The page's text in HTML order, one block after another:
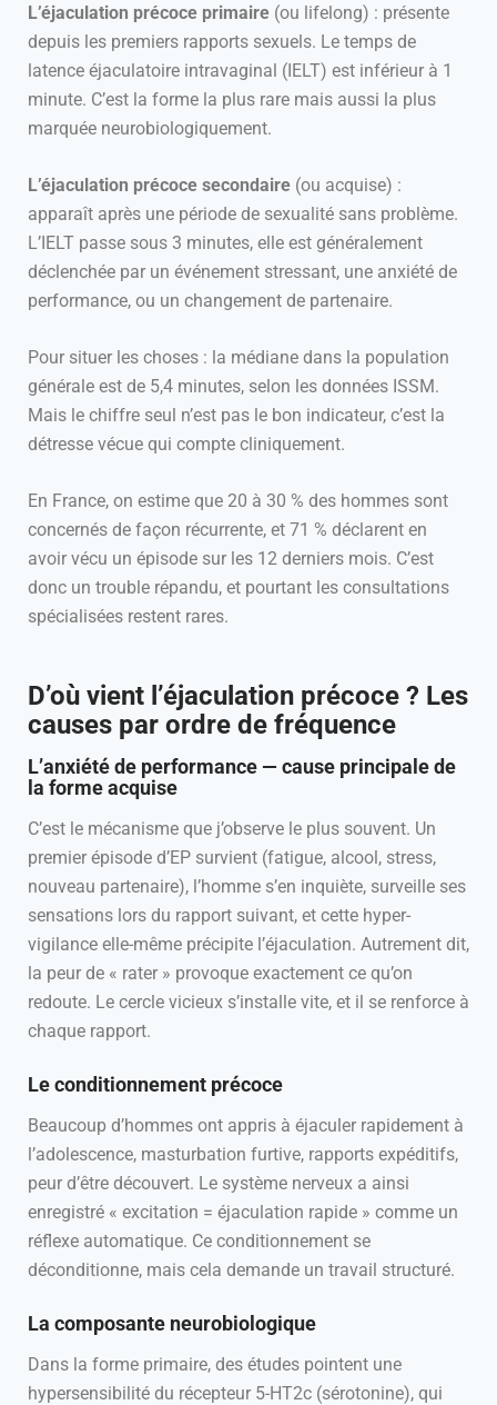
L’éjaculation précoce primaire (ou lifelong) : présente
depuis les premiers rapports sexuels. Le temps de
latence éjaculatoire intravaginal (IELT) est inférieur à 1
minute. C’est la forme la plus rare mais aussi la plus
marquée neurobiologiquement.
L’éjaculation précoce secondaire (ou acquise) :
apparaît après une période de sexualité sans problème.
L’IELT passe sous 3 minutes, elle est généralement
déclenchée par un événement stressant, une anxiété de
performance, ou un changement de partenaire.
Pour situer les choses : la médiane dans la population
générale est de 5,4 minutes, selon les données ISSM.
Mais le chiffre seul n’est pas le bon indicateur, c’est la
détresse vécue qui compte cliniquement.
En France, on estime que 20 à 30 % des hommes sont
concernés de façon récurrente, et 71 % déclarent en
avoir vécu un épisode sur les 12 derniers mois. C’est
donc un trouble répandu, et pourtant les consultations
spécialisées restent rares.
D’où vient l’éjaculation précoce ? Les
causes par ordre de fréquence
L’anxiété de performance — cause principale de
la forme acquise
C’est le mécanisme que j’observe le plus souvent. Un
premier épisode d’EP survient (fatigue, alcool, stress,
nouveau partenaire), l’homme s’en inquiète, surveille ses
sensations lors du rapport suivant, et cette hyper-
vigilance elle-même précipite l’éjaculation. Autrement dit,
la peur de « rater » provoque exactement ce qu’on
redoute. Le cercle vicieux s’installe vite, et il se renforce à
chaque rapport.
Le conditionnement précoce
Beaucoup d’hommes ont appris à éjaculer rapidement à
l’adolescence, masturbation furtive, rapports expéditifs,
peur d’être découvert. Le système nerveux a ainsi
enregistré « excitation = éjaculation rapide » comme un
réflexe automatique. Ce conditionnement se
déconditionne, mais cela demande un travail structuré.
La composante neurobiologique
Dans la forme primaire, des études pointent une
hypersensibilité du récepteur 5-HT2c (sérotonine), qui